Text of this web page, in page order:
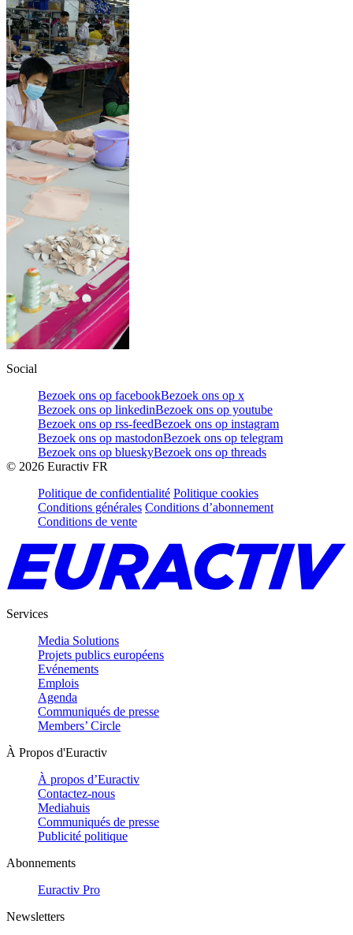
Social
Bezoek ons op facebookBezoek ons op x
Bezoek ons op linkedinBezoek ons op youtube
Bezoek ons op rss-feedBezoek ons op instagram
Bezoek ons op mastodonBezoek ons op telegram
Bezoek ons op blueskyBezoek ons op threads
© 2026 Euractiv FR
Politique de confidentialité Politique cookies
Conditions générales Conditions d’abonnement
Conditions de vente
Services
Media Solutions
Projets publics européens
Evénements
Emplois
Agenda
Communiqués de presse
Members’ Circle
À Propos d'Euractiv
À propos d’Euractiv
Contactez-nous
Mediahuis
Communiqués de presse
Publicité politique
Abonnements
Euractiv Pro
Newsletters